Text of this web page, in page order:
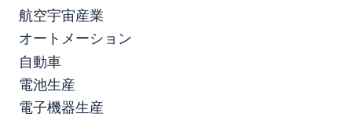
航空宇宙産業
オートメーション
自動車
電池生産
電子機器生産